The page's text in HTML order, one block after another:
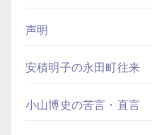
声明
安積明子の永田町往来
小山博史の苦言・直言